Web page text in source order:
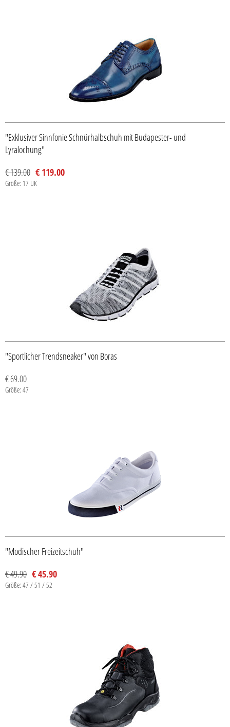
"Exklusiver Sinnfonie Schnürhalbschuh mit Budapester- und
Lyralochung"
€ 139.00 € 119.00
Größe: 17 UK
"Sportlicher Trendsneaker" von Boras
€ 69.00
Größe: 47
"Modischer Freizeitschuh"
€ 49.90 € 45.90
Größe: 47 / 51 / 52